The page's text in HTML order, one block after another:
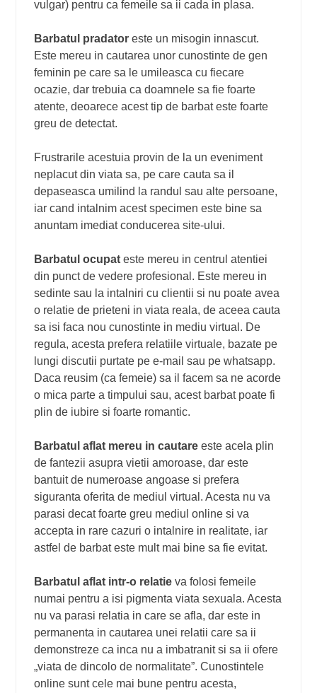
vulgar) pentru ca femeile sa ii cada in plasa.
Barbatul pradator este un misogin innascut.
Este mereu in cautarea unor cunostinte de gen
feminin pe care sa le umileasca cu fiecare
ocazie, dar trebuia ca doamnele sa fie foarte
atente, deoarece acest tip de barbat este foarte
greu de detectat.
Frustrarile acestuia provin de la un eveniment
neplacut din viata sa, pe care cauta sa il
depaseasca umilind la randul sau alte persoane,
iar cand intalnim acest specimen este bine sa
anuntam imediat conducerea site-ului.
Barbatul ocupat este mereu in centrul atentiei
din punct de vedere profesional. Este mereu in
sedinte sau la intalniri cu clientii si nu poate avea
o relatie de prieteni in viata reala, de aceea cauta
sa isi faca nou cunostinte in mediu virtual. De
regula, acesta prefera relatiile virtuale, bazate pe
lungi discutii purtate pe e-mail sau pe whatsapp.
Daca reusim (ca femeie) sa il facem sa ne acorde
o mica parte a timpului sau, acest barbat poate fi
plin de iubire si foarte romantic.
Barbatul aflat mereu in cautare este acela plin
de fantezii asupra vietii amoroase, dar este
bantuit de numeroase angoase si prefera
siguranta oferita de mediul virtual. Acesta nu va
parasi decat foarte greu mediul online si va
accepta in rare cazuri o intalnire in realitate, iar
astfel de barbat este mult mai bine sa fie evitat.
Barbatul aflat intr-o relatie va folosi femeile
numai pentru a isi pigmenta viata sexuala. Acesta
nu va parasi relatia in care se afla, dar este in
permanenta in cautarea unei relatii care sa ii
demonstreze ca inca nu a imbatranit si sa ii ofere
„viata de dincolo de normalitate”. Cunostintele
online sunt cele mai bune pentru acesta,